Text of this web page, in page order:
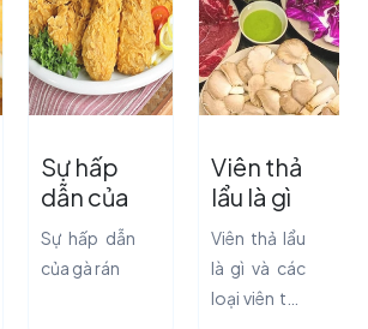
Sự hấp
dẫn của
gà rán
Sự hấp dẫn
của gà rán
Viên thả
lẩu là gì
và các
loại viên
thả lẩu
đang
Viên thả lẩu
là gì và các
loại viên thả